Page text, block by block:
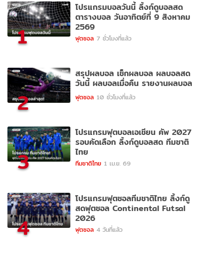
1
โปรแกรมบอลวันนี้ ลิ้งก์ดูบอลสด
ตารางบอล วันอาทิตย์ที่ 9 สิงหาคม
2569
ฟุตซอล 7 ชั่วโมงที่แล้ว
2
สรุปผลบอล เช็กผลบอล ผลบอลสด
วันนี้ ผลบอลเมื่อคืน รายงานผลบอล
ฟุตซอล 10 ชั่วโมงที่แล้ว
3
โปรแกรมฟุตบอลเอเชียน คัพ 2027
รอบคัดเลือก ลิ้งก์ดูบอลสด ทีมชาติ
ไทย
ทีมชาติไทย 1 เม.ย. 69
4
โปรแกรมฟุตซอลทีมชาติไทย ลิ้งก์ดู
สดฟุตซอล Continental Futsal
2026
ฟุตซอล 4 วันที่แล้ว